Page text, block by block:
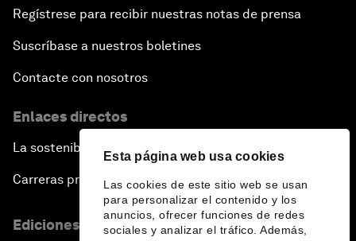
Esta página web usa cookies
Las cookies de este sitio web se usan
para personalizar el contenido y los
anuncios, ofrecer funciones de redes
sociales y analizar el tráfico. Además,
Regístrese para recibir nuestras notas de prensa
Suscríbase a nuestros boletines
Contacte con nosotros
Enlaces directos
La sostenibilidad en el Foro
Carreras profesionales
Ediciones en otros idiomas